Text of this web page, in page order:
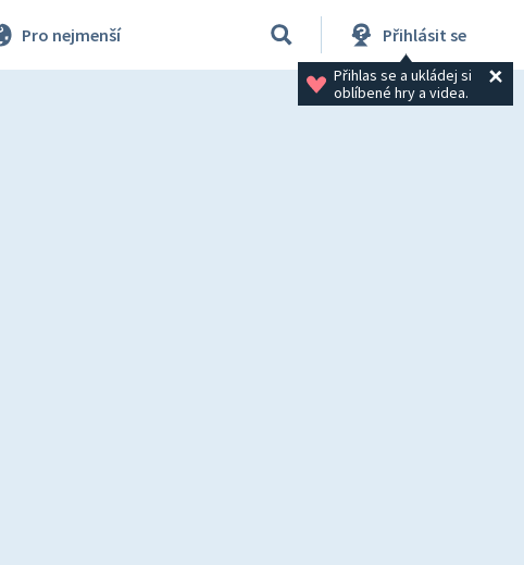
Pro nejmenší Přihlásit se
Přihlas se a ukládej si
oblíbené hry a videa.